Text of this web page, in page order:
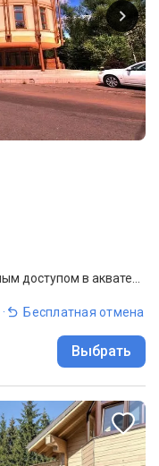
· Бесплатная отмена
Выбрать